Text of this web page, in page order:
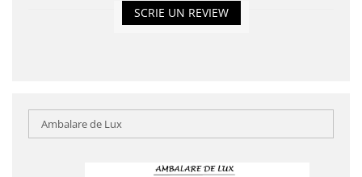
SCRIE UN REVIEW
Ambalare de Lux